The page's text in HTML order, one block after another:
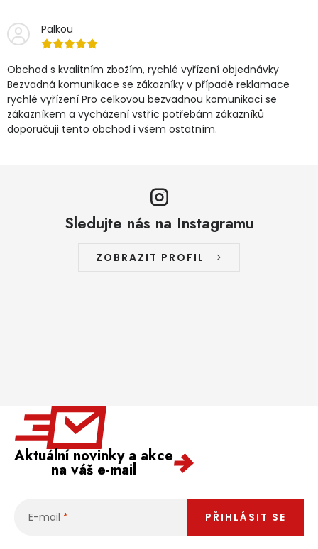
Palkou
Obchod s kvalitním zbožím, rychlé vyřízení objednávky
Bezvadná komunikace se zákazníky v případě reklamace
rychlé vyřízení Pro celkovou bezvadnou komunikaci se
zákazníkem a vycházení vstříc potřebám zákazníků
doporučuji tento obchod i všem ostatním.
Sledujte nás na Instagramu
ZOBRAZIT PROFIL
Aktuální novinky a akce
na váš e-mail
E-mail PŘIHLÁSIT SE